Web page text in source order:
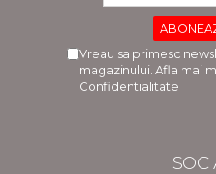
Vreau sa primesc
magazinului. Afla mai
Confidentialitate